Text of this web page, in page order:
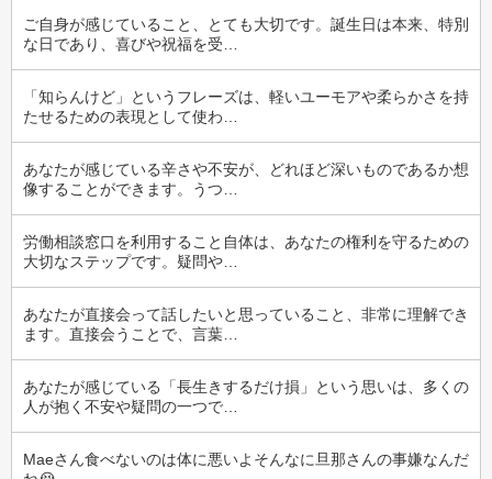
ご自身が感じていること、とても大切です。誕生日は本来、特別
な日であり、喜びや祝福を受…
「知らんけど」というフレーズは、軽いユーモアや柔らかさを持
たせるための表現として使わ…
あなたが感じている辛さや不安が、どれほど深いものであるか想
像することができます。うつ…
労働相談窓口を利用すること自体は、あなたの権利を守るための
大切なステップです。疑問や…
あなたが直接会って話したいと思っていること、非常に理解でき
ます。直接会うことで、言葉…
あなたが感じている「長生きするだけ損」という思いは、多くの
人が抱く不安や疑問の一つで…
Maeさん食べないのは体に悪いよそんなに旦那さんの事嫌なんだ